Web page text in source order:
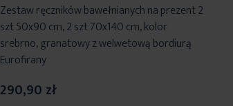
Zestaw ręczników bawełnianych na prezent 2
szt 50x90 cm, 2 szt 70x140 cm, kolor
srebrno, granatowy z welwetową bordiurą
Eurofirany
290,90 zł